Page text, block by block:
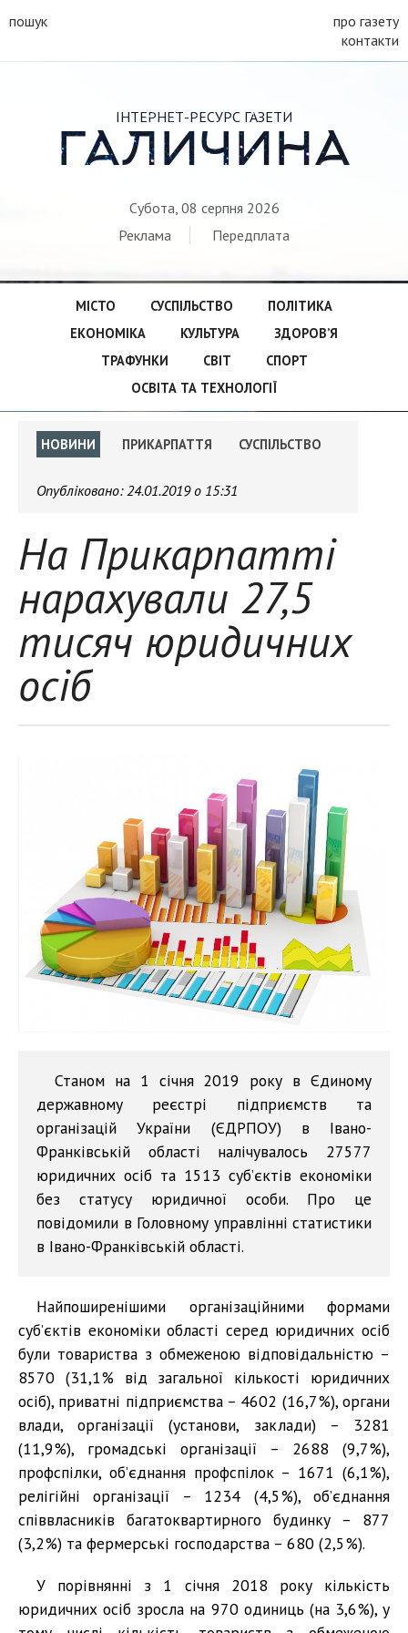
пошук
про газету
контакти
ІНТЕРНЕТ-РЕСУРС ГАЗЕТИ
ГАЛИЧИНА
Субота, 08 серпня 2026
Реклама
Передплата
МІСТО СУСПІЛЬСТВО
ПОЛІТИКА
ЕКОНОМІКА
КУЛЬТУРА
ЗДОРОВ’Я
ТРАФУНКИ
СВІТ
СПОРТ
ОСВІТА ТА ТЕХНОЛОГІЇ
НОВИНИ ПРИКАРПАТТЯ СУСПІЛЬСТВО
Опубліковано:24.01.2019 о 15:31
На Прикарпатті
нарахували 27,5
тисяч юридичних
осіб
Станом на 1 січня 2019 року в Єдиному
державному реєстрі підприємств та
організацій України (ЄДРПОУ) в Івано-
Франківській області налічувалось 27577
юридичних осіб та 1513 суб’єктів економіки
без статусу юридичної особи. Про це
повідомили в Головному управлінні статистики
в Івано-Франківській області.
Найпоширенішими організаційними формами
суб’єктів економіки області серед юридичних осіб
були товариства з обмеженою відповідальністю –
8570 (31,1% від загальної кількості юридичних
осіб), приватні підприємства – 4602 (16,7%), органи
влади, організації (установи, заклади) – 3281
(11,9%), громадські організації – 2688 (9,7%),
профспілки, об’єднання профспілок – 1671 (6,1%),
релігійні організації – 1234 (4,5%), об’єднання
співвласників багатоквартирного будинку – 877
(3,2%) та фермерські господарства – 680 (2,5%).
У порівнянні з 1 січня 2018 року кількість
юридичних осіб зросла на 970 одиниць (на 3,6%), у